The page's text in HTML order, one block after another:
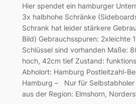
Hier spendet ein hamburger
3x halbhohe Schränke
Schrank hat leider stärkere
Bild) Gebrauchsspuren: 2xleichte
Schlüssel sind vorhanden Maße:
hoch, 42cm tief Zustand:
Abholort: Hamburg Postleitzahl-
Hamburg – Nur für
aus der Region: Elmshorn,